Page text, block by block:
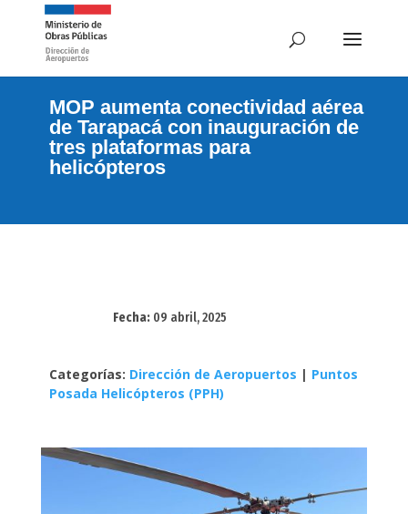
MOP aumenta conectividad aérea
de Tarapacá con inauguración de
tres plataformas para
helicópteros
Fecha: 09 abril, 2025
Categorías: Dirección de Aeropuertos | Puntos
Posada Helicópteros (PPH)